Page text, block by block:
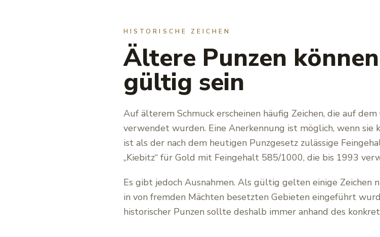
HISTORISCHE ZEICHEN
Ältere Punzen
gültig sein
Auf älterem Schmuck erscheinen häufig Zeichen, die auf
verwendet wurden. Eine Anerkennung ist möglich, wenn sie
ist als der nach dem heutigen Punzgesetz zulässige
„Kiebitz“ für Gold mit Feingehalt 585/1000, die bis 1993
Es gibt jedoch Ausnahmen. Als gültig gelten einige Zeichen
in von fremden Mächten besetzten Gebieten eingeführt
historischer Punzen sollte deshalb immer anhand des